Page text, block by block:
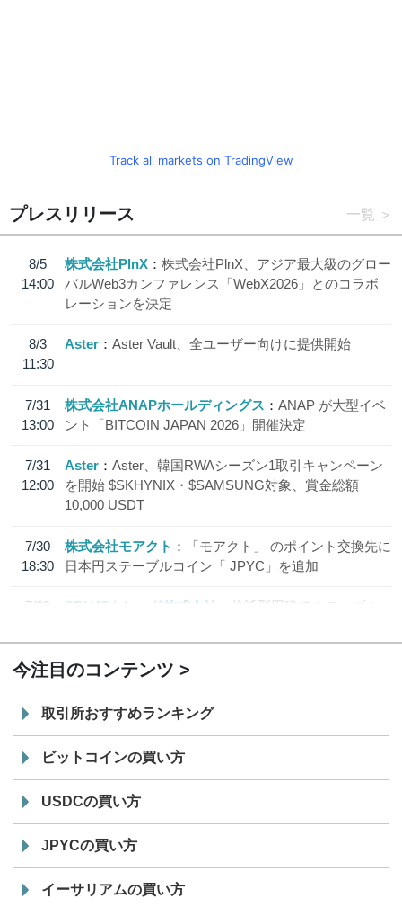
Track all markets on TradingView
プレスリリース 一覧
8/5
14:00
株式会社PlnX
株式会社PlnX、アジア最大級のグロー
バルWeb3カンファレンス「WebX2026」とのコラボ
レーションを決定
8/3
11:30
Aster Aster Vault、全ユーザー向けに提供開始
7/31
13:00
株式会社ANAPホールディングス
ANAP が大型イベ
ント「BITCOIN JAPAN 2026」開催決定
7/31
12:00
Aster
Aster、韓国RWAシーズン1取引キャンペーン
を開始 $SKHYNIX・$SAMSUNG対象、賞金総額
10,000 USDT
7/30
18:30
株式会社モアクト
「モアクト」 のポイント交換先に
日本円ステーブルコイン「 JPYC」を追加
7/29
SBI VCトレード株式会社
信託型円建てステーブル
今注目のコンテンツ
取引所おすすめランキング
ビットコインの買い方
USDCの買い方
JPYCの買い方
イーサリアムの買い方